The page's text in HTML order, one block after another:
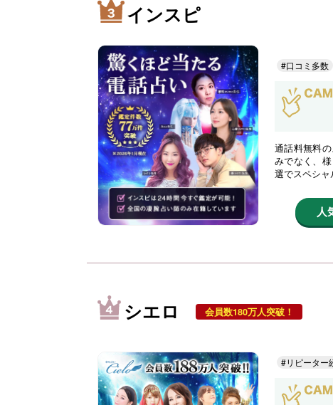
インスピ
#口コミ多数
通話料無料
みでなく、
選でスペシャ
人
シエロ 会員数180万人突破！
#リピーター